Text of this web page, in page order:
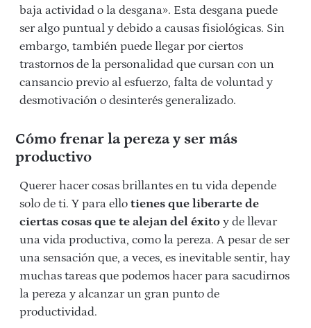
baja actividad o la desgana». Esta desgana puede
ser algo puntual y debido a causas fisiológicas. Sin
embargo, también puede llegar por ciertos
trastornos de la personalidad que cursan con un
cansancio previo al esfuerzo, falta de voluntad y
desmotivación o desinterés generalizado.
Cómo frenar la pereza y ser más
productivo
Querer hacer cosas brillantes en tu vida depende
solo de ti. Y para ello tienes que liberarte de
ciertas cosas que te alejan del éxito y de llevar
una vida productiva, como la pereza. A pesar de ser
una sensación que, a veces, es inevitable sentir, hay
muchas tareas que podemos hacer para sacudirnos
la pereza y alcanzar un gran punto de
productividad.